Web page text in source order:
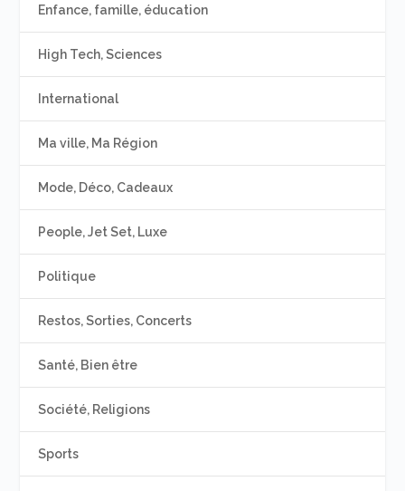
Enfance, famille, éducation
High Tech, Sciences
International
Ma ville, Ma Région
Mode, Déco, Cadeaux
People, Jet Set, Luxe
Politique
Restos, Sorties, Concerts
Santé, Bien être
Société, Religions
Sports